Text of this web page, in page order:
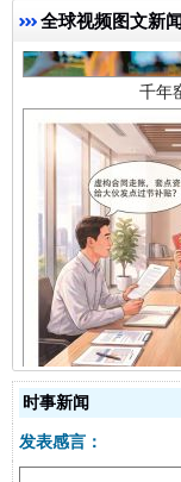
全球视频图文新闻
揭开“小
时事新闻
发表感言：